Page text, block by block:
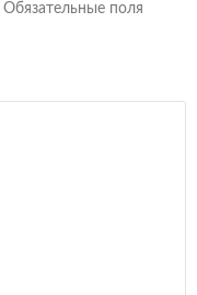
Обязательные поля